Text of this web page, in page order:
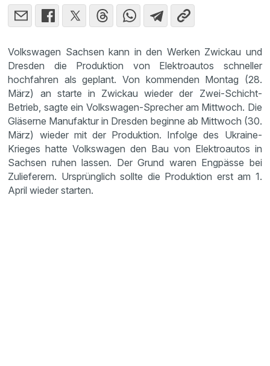
Volkswagen Sachsen kann in den Werken Zwickau und
Dresden die Produktion von Elektroautos schneller
hochfahren als geplant. Von kommenden Montag (28.
März) an starte in Zwickau wieder der Zwei-Schicht-
Betrieb, sagte ein Volkswagen-Sprecher am Mittwoch. Die
Gläserne Manufaktur in Dresden beginne ab Mittwoch (30.
März) wieder mit der Produktion. Infolge des Ukraine-
Krieges hatte Volkswagen den Bau von Elektroautos in
Sachsen ruhen lassen. Der Grund waren Engpässe bei
Zulieferern. Ursprünglich sollte die Produktion erst am 1.
April wieder starten.